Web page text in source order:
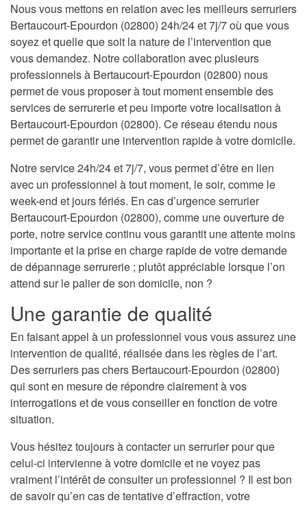
Nous vous mettons en relation avec les meilleurs serruriers
Bertaucourt-Epourdon (02800) 24h/24 et 7j/7 où que vous
soyez et quelle que soit la nature de l’intervention que
vous demandez. Notre collaboration avec plusieurs
professionnels à Bertaucourt-Epourdon (02800) nous
permet de vous proposer à tout moment ensemble des
services de serrurerie et peu importe votre localisation à
Bertaucourt-Epourdon (02800). Ce réseau étendu nous
permet de garantir une intervention rapide à votre domicile.
Notre service 24h/24 et 7j/7, vous permet d’être en lien
avec un professionnel à tout moment, le soir, comme le
week-end et jours fériés. En cas d’urgence serrurier
Bertaucourt-Epourdon (02800), comme une ouverture de
porte, notre service continu vous garantit une attente moins
importante et la prise en charge rapide de votre demande
de dépannage serrurerie ; plutôt appréciable lorsque l’on
attend sur le palier de son domicile, non ?
Une garantie de qualité
En faisant appel à un professionnel vous vous assurez une
intervention de qualité, réalisée dans les règles de l’art.
Des serruriers pas chers Bertaucourt-Epourdon (02800)
qui sont en mesure de répondre clairement à vos
interrogations et de vous conseiller en fonction de votre
situation.
Vous hésitez toujours à contacter un serrurier pour que
celui-ci intervienne à votre domicile et ne voyez pas
vraiment l’intérêt de consulter un professionnel ? Il est bon
de savoir qu’en cas de tentative d’effraction, votre